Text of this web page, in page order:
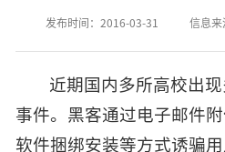
发布时间：2016-03-31 信息来
近期国内多所高校出
事件。黑客通过电子邮件
软件捆绑安装等方式诱骗